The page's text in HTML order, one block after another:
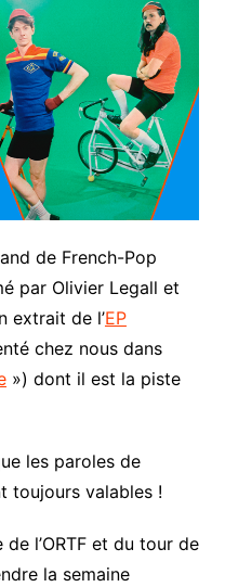
de French-Pop
par Olivier Legall et
extrait de l’EP
chez nous dans
») dont il est la piste
les paroles de
toujours valables !
l’ORTF et du tour de
la semaine